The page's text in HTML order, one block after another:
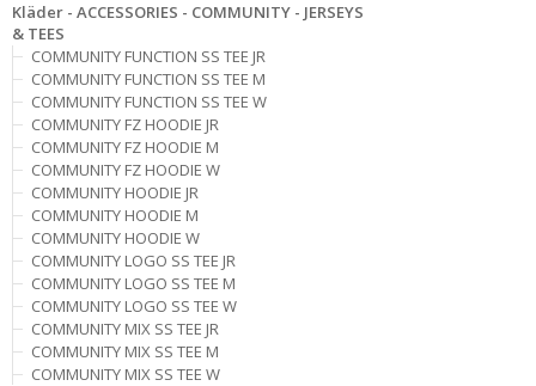
Kläder - ACCESSORIES - COMMUNITY - JERSEYS
& TEES
COMMUNITY FUNCTION SS TEE JR
COMMUNITY FUNCTION SS TEE M
COMMUNITY FUNCTION SS TEE W
COMMUNITY FZ HOODIE JR
COMMUNITY FZ HOODIE M
COMMUNITY FZ HOODIE W
COMMUNITY HOODIE JR
COMMUNITY HOODIE M
COMMUNITY HOODIE W
COMMUNITY LOGO SS TEE JR
COMMUNITY LOGO SS TEE M
COMMUNITY LOGO SS TEE W
COMMUNITY MIX SS TEE JR
COMMUNITY MIX SS TEE M
COMMUNITY MIX SS TEE W